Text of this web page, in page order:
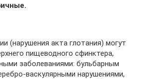
(нарушения акта глотания) могут
пищеводного сфинктера,
заболеваниями: бульбарным
васкулярными нарушениями,